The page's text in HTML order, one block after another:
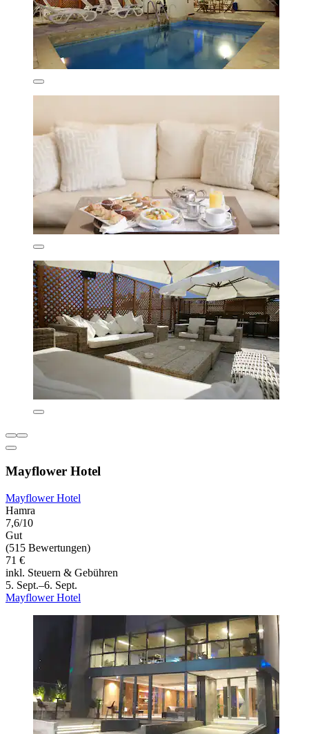
Mayflower Hotel
Mayflower Hotel
Hamra
7,6/10
Gut
(515 Bewertungen)
71 €
inkl. Steuern & Gebühren
5. Sept.–6. Sept.
Mayflower Hotel